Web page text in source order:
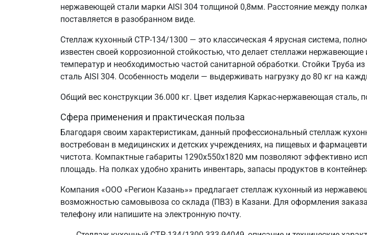
нержавеющей стали марки AISI 304 толщиной 0,8мм. Расстояние между
поставляется в разобранном виде.
Стеллаж кухонный СТР-134/1300 — это классическая 4 ярусная система,
известен своей коррозионной стойкостью, что делает стеллажи
температур и необходимостью частой санитарной обработки. Стойки Труба
сталь AISI 304. Особенность модели — выдерживать нагрузку до 80 кг на
Общий вес конструкции 36.000 кг. Цвет изделия Каркас-нержавеющая сталь,
Сфера применения и практическая польза
Благодаря своим характеристикам, данный профессиональный стеллаж
востребован в медицинских и детских учреждениях, на пищевых и
чистота. Компактные габариты 1290х550х1820 мм позволяют эффективно
площадь. На полках удобно хранить инвентарь, запасы продуктов в
Компания «ООО «Регион Казань»» предлагает стеллаж кухонный из
возможностью самовывоза со склада (ПВЗ) в Казани. Для оформления
телефону или напишите на электронную почту.